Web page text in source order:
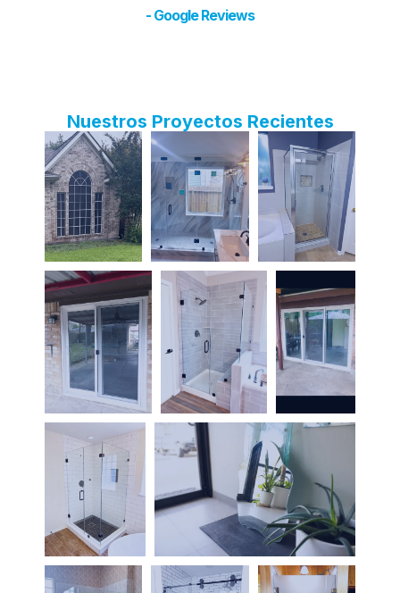
- Google Reviews
Nuestros Proyectos Recientes